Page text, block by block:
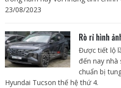
23/08/2023
Rò rỉ hình
Được tiết lộ
đến nay nhà
chuẩn bị
Hyundai Tucson thế hệ thứ 4.